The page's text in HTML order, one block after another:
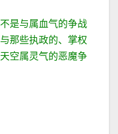
是与属血气的争战
那些执政的、掌权
空属灵气的恶魔争